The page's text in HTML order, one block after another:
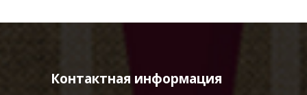
Контактная информация